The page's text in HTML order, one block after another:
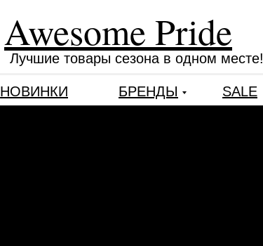
Awesome Pride
Лучшие товары сезона в одном месте!
НОВИНКИ БРЕНДЫ SALE